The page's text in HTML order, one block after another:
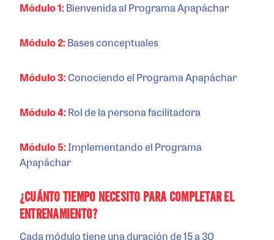
Módulo 1:Bienvenida al Programa Apapáchar
Módulo 2:Bases conceptuales
Módulo 3:Conociendo el Programa Apapáchar
Módulo 4:Rol de la persona facilitadora
Módulo 5:Implementando el Programa
Apapáchar
¿CUÁNTO TIEMPO NECESITO PARA COMPLETAR EL
ENTRENAMIENTO?
Cada módulo tiene una duración de 15 a 30